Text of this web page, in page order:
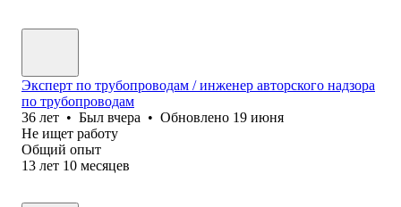
Эксперт по трубопроводам / инженер авторского надзора
по трубопроводам
36 лет • Был вчера • Обновлено 19 июня
Не ищет работу
Общий опыт
13 лет 10 месяцев